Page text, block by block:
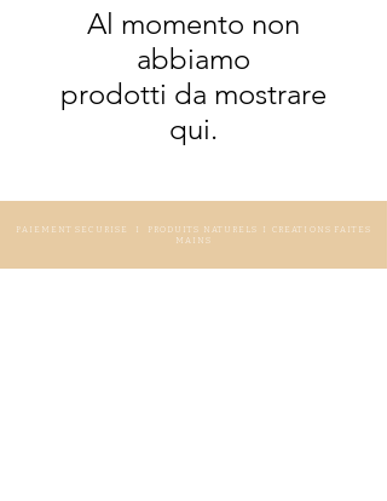
Al momento non
abbiamo
prodotti da mostrare
qui.
PAIEMENT SECURISE I PRODUITS NATURELS I CREATIONS FAITES
MAINS